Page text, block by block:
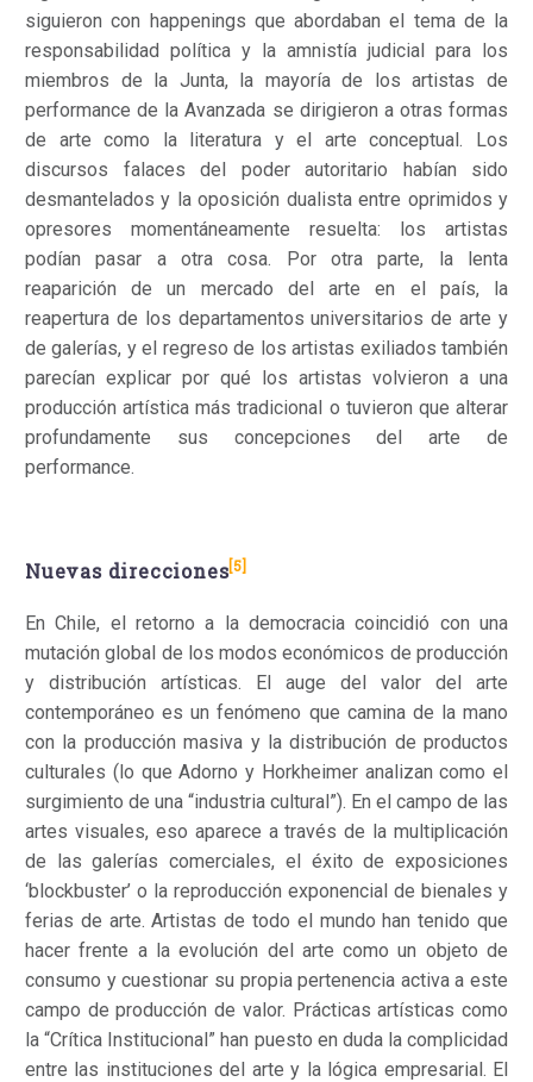
siguieron con happenings que abordaban el tema de la
responsabilidad política y la amnistía judicial para los
miembros de la Junta, la mayoría de los artistas de
performance de la Avanzada se dirigieron a otras formas
de arte como la literatura y el arte conceptual. Los
discursos falaces del poder autoritario habían sido
desmantelados y la oposición dualista entre oprimidos y
opresores momentáneamente resuelta: los artistas
podían pasar a otra cosa. Por otra parte, la lenta
reaparición de un mercado del arte en el país, la
reapertura de los departamentos universitarios de arte y
de galerías, y el regreso de los artistas exiliados también
parecían explicar por qué los artistas volvieron a una
producción artística más tradicional o tuvieron que alterar
profundamente sus concepciones del arte de
performance.
Nuevas direcciones[5]
En Chile, el retorno a la democracia coincidió con una
mutación global de los modos económicos de producción
y distribución artísticas. El auge del valor del arte
contemporáneo es un fenómeno que camina de la mano
con la producción masiva y la distribución de productos
culturales (lo que Adorno y Horkheimer analizan como el
surgimiento de una “industria cultural”). En el campo de las
artes visuales, eso aparece a través de la multiplicación
de las galerías comerciales, el éxito de exposiciones
‘blockbuster’ o la reproducción exponencial de bienales y
ferias de arte. Artistas de todo el mundo han tenido que
hacer frente a la evolución del arte como un objeto de
consumo y cuestionar su propia pertenencia activa a este
campo de producción de valor. Prácticas artísticas como
la “Crítica Institucional” han puesto en duda la complicidad
entre las instituciones del arte y la lógica empresarial. El